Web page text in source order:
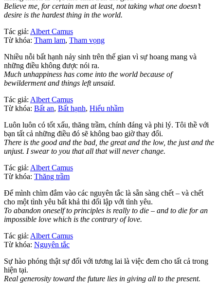
Believe me, for certain men at least, not taking what one doesn’t
desire is the hardest thing in the world.
Tác giả: Albert Camus
Từ khóa: Tham lam, Tham vọng
Nhiều nỗi bất hạnh nảy sinh trên thế gian vì sự hoang mang và
những điều không được nói ra.
Much unhappiness has come into the world because of
bewilderment and things left unsaid.
Tác giả: Albert Camus
Từ khóa: Bất an, Bất hạnh, Hiểu nhầm
Luôn luôn có tốt xấu, thăng trầm, chính đáng và phi lý. Tôi thề với
bạn tất cả những điều đó sẽ không bao giờ thay đổi.
There is the good and the bad, the great and the low, the just and the
unjust. I swear to you that all that will never change.
Tác giả: Albert Camus
Từ khóa: Thăng trầm
Để mình chìm đắm vào các nguyên tắc là sẵn sàng chết – và chết
cho một tình yêu bất khả thi đối lập với tình yêu.
To abandon oneself to principles is really to die – and to die for an
impossible love which is the contrary of love.
Tác giả: Albert Camus
Từ khóa: Nguyên tắc
Sự hào phóng thật sự đối với tương lai là việc đem cho tất cả trong
hiện tại.
Real generosity toward the future lies in giving all to the present.